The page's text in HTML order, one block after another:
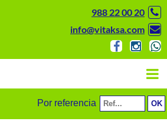
988 22 00 20
info@vitaksa.com
Por referencia